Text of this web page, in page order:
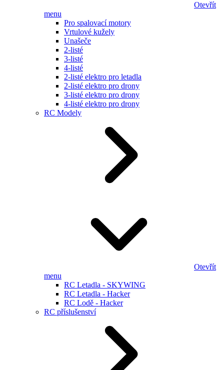
Otevřít
menu
Pro spalovací motory
Vrtulové kužely
Unašeče
2-listé
3-listé
4-listé
2-listé elektro pro letadla
2-listé elektro pro drony
3-listé elektro pro drony
4-listé elektro pro drony
RC Modely
Otevřít
menu
RC Letadla - SKYWING
RC Letadla - Hacker
RC Lodě - Hacker
RC příslušenství